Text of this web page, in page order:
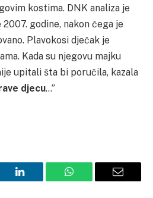
kostima. DNK analiza je
godine, nakon čega je
Plavokosi dječak je
Kada su njegovu majku
upitali šta bi poručila, kazala
djecu…”
LinkedIn WhatsApp Email